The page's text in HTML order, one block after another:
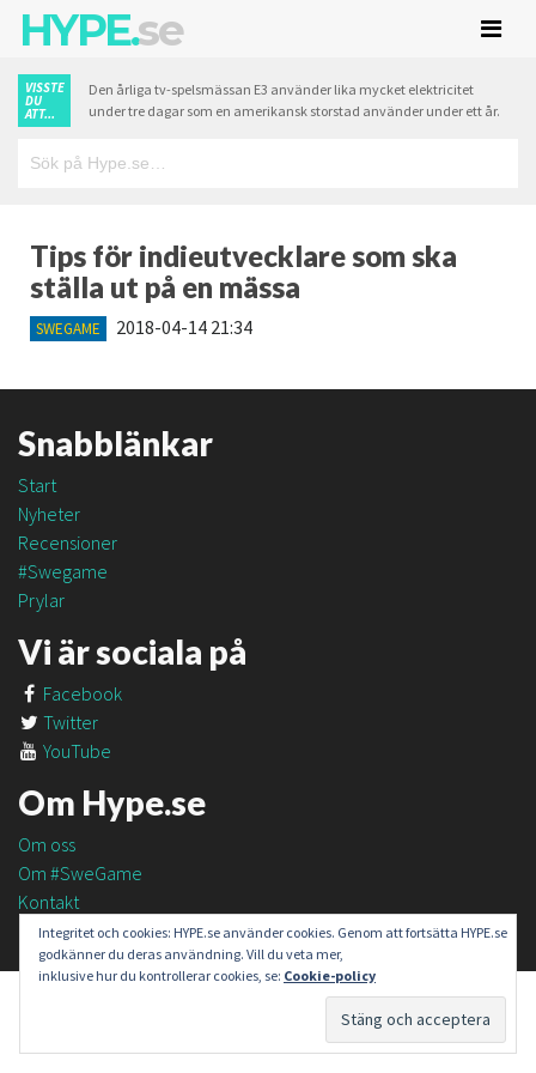
HYPE.se
VISSTE
DU
ATT...
Den årliga tv-spelsmässan E3 använder lika mycket elektricitet
under tre dagar som en amerikansk storstad använder under ett år.
Tips för indieutvecklare som ska
ställa ut på en mässa
SWEGAME 2018-04-14 21:34
Snabblänkar
Start
Nyheter
Recensioner
#Swegame
Prylar
Vi är sociala på
Facebook
Twitter
YouTube
Om Hype.se
Om oss
Om #SweGame
Kontakt
Integritet och cookies: HYPE.se använder cookies. Genom att fortsätta HYPE.se
godkänner du deras användning. Vill du veta mer,
inklusive hur du kontrollerar cookies, se: Cookie-policy